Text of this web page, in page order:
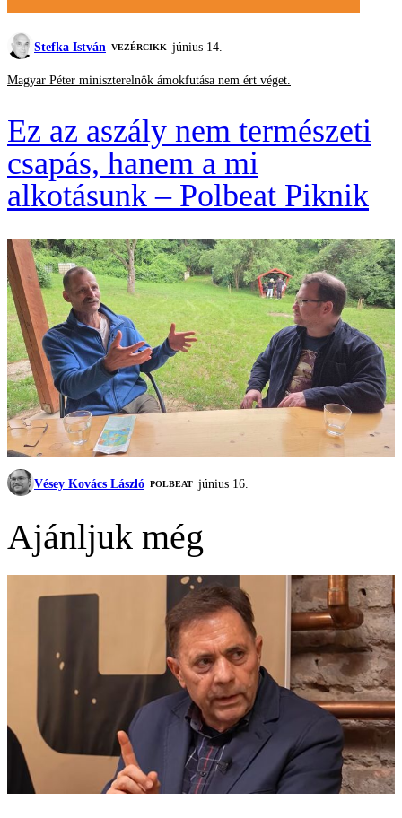
Stefka István VEZÉRCIKK június 14.
Magyar Péter miniszterelnök ámokfutása nem ért véget.
Ez az aszály nem természeti
csapás, hanem a mi
alkotásunk – Polbeat Piknik
Vésey Kovács László ‎POLBEAT június 16.
Ajánljuk még